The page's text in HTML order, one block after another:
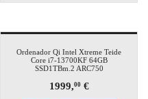
Ordenador Qi Intel Xtreme Teide
Core i7-13700KF 64GB
SSD1TBm.2 ARC750
1999,00€